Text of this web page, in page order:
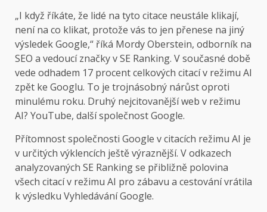
„I když říkáte, že lidé na tyto citace neustále klikají,
není na co klikat, protože vás to jen přenese na jiný
výsledek Google,“ říká Mordy Oberstein, odborník na
SEO a vedoucí značky v SE Ranking. V současné době
vede odhadem 17 procent celkových citací v režimu AI
zpět ke Googlu. To je trojnásobný nárůst oproti
minulému roku. Druhý nejcitovanější web v režimu
AI? YouTube, další společnost Google.
Přítomnost společnosti Google v citacích režimu AI je
v určitých výklencích ještě výraznější. V odkazech
analyzovaných SE Ranking se přibližně polovina
všech citací v režimu AI pro zábavu a cestování vrátila
k výsledku Vyhledávání Google.